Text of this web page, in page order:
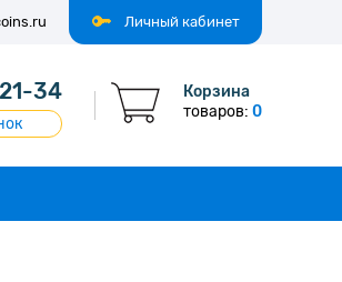
Личный кабинет
34
Корзина
товаров: 0